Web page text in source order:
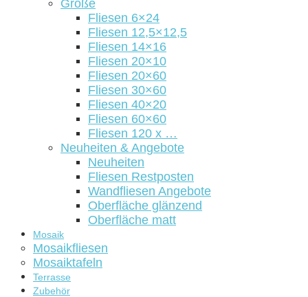
Größe
Fliesen 6×24
Fliesen 12,5×12,5
Fliesen 14×16
Fliesen 20×10
Fliesen 20×60
Fliesen 30×60
Fliesen 40×20
Fliesen 60×60
Fliesen 120 x …
Neuheiten & Angebote
Neuheiten
Fliesen Restposten
Wandfliesen Angebote
Oberfläche glänzend
Oberfläche matt
Mosaik
Mosaikfliesen
Mosaiktafeln
Terrasse
Zubehör